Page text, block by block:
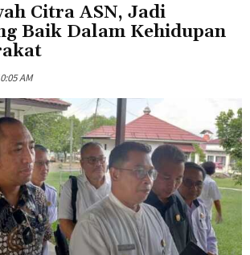
Citra ASN, Jadi
Baik Dalam Kehidupan
AM